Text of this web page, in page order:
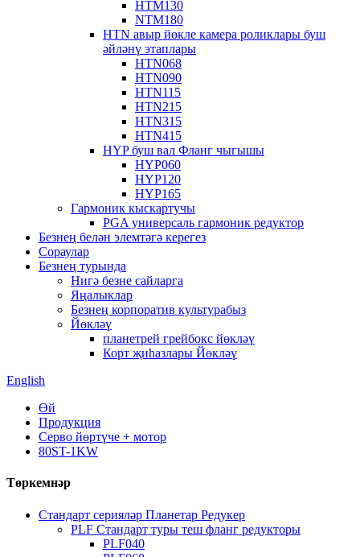
HTM130
NTM180
HTN авыр йөкле камера роликлары буш
әйләнү этаплары
HTN068
HTN090
HTN115
HTN215
HTN315
HTN415
HYP буш вал Фланг чыгышы
HYP060
HYP120
HYP165
Гармоник кыскартучы
PGA универсаль гармоник редуктор
Безнең белән элемтәгә керегез
Сораулар
Безнең турында
Нигә безне сайларга
Яңалыклар
Безнең корпоратив культурабыз
Йөкләү
планетрей грейбокс йөкләү
Корт җиһазлары Йөкләү
English
Өй
Продукция
Серво йөртүче + мотор
80ST-1KW
Төркемнәр
Стандарт серияләр Планетар Редукер
PLF Стандарт туры теш фланг редукторы
PLF040